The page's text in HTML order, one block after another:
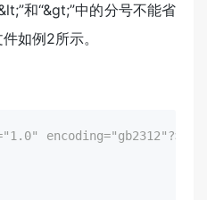
和“&gt;”中的分号不能省
如例2所示。
encoding="gb2312"?>